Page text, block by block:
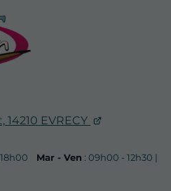
14210 EVRECY
Mar - Ven : 09h00 - 12h30 |